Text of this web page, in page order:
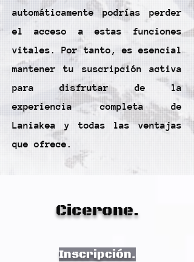
automáticamente podrías perder
el acceso a estas funciones
vitales. Por tanto, es esencial
mantener tu suscripción activa
para disfrutar de la
experiencia completa de
Laniakea y todas las ventajas
que ofrece.
Cicerone.
Inscripción.